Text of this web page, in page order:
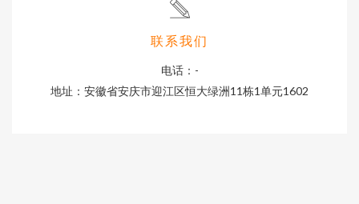
联系我们
电话：-
地址：安徽省安庆市迎江区恒大绿洲11栋1单元1602